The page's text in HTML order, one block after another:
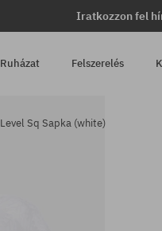
Iratkozzon fel
Ruházat Felszerelés
Level Sq Sapka (white)